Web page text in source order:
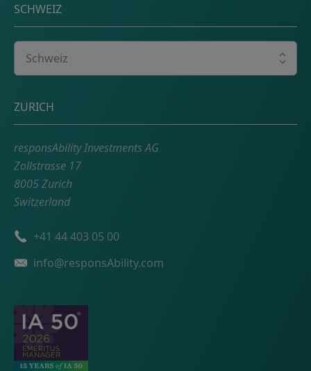
SCHWEIZ
Adresse
ZURICH
responsAbility Investments AG
Zollstrasse 17
8005 Zurich
Switzerland
Telefonnummer
+41 44 403 05 00
Emailinfo@responsAbility.com